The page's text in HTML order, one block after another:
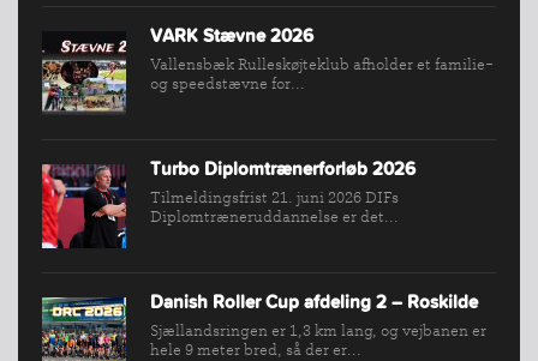
VÆRKTØJSKASSEN
KONKURRENCER
VARK Stævne 2026
Vallensbæk Rulleskøjteklub afholder et familie-
og speedstævne for...
Turbo Diplomtrænerforløb 2026
Tilmeldingsfrist 21. juni 2026 DIFs
Diplomtræneruddannelse er det...
Danish Roller Cup afdeling 2 – Roskilde
Sjællandsringen er 1,3 km lang, og vejbanen er
hele 9 meter bred, så der er...